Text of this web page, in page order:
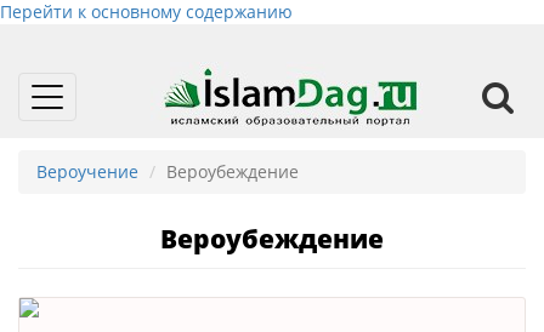
Перейти к основному содержанию
Toggle
Вероучение Вероубеждение
Вероубеждение